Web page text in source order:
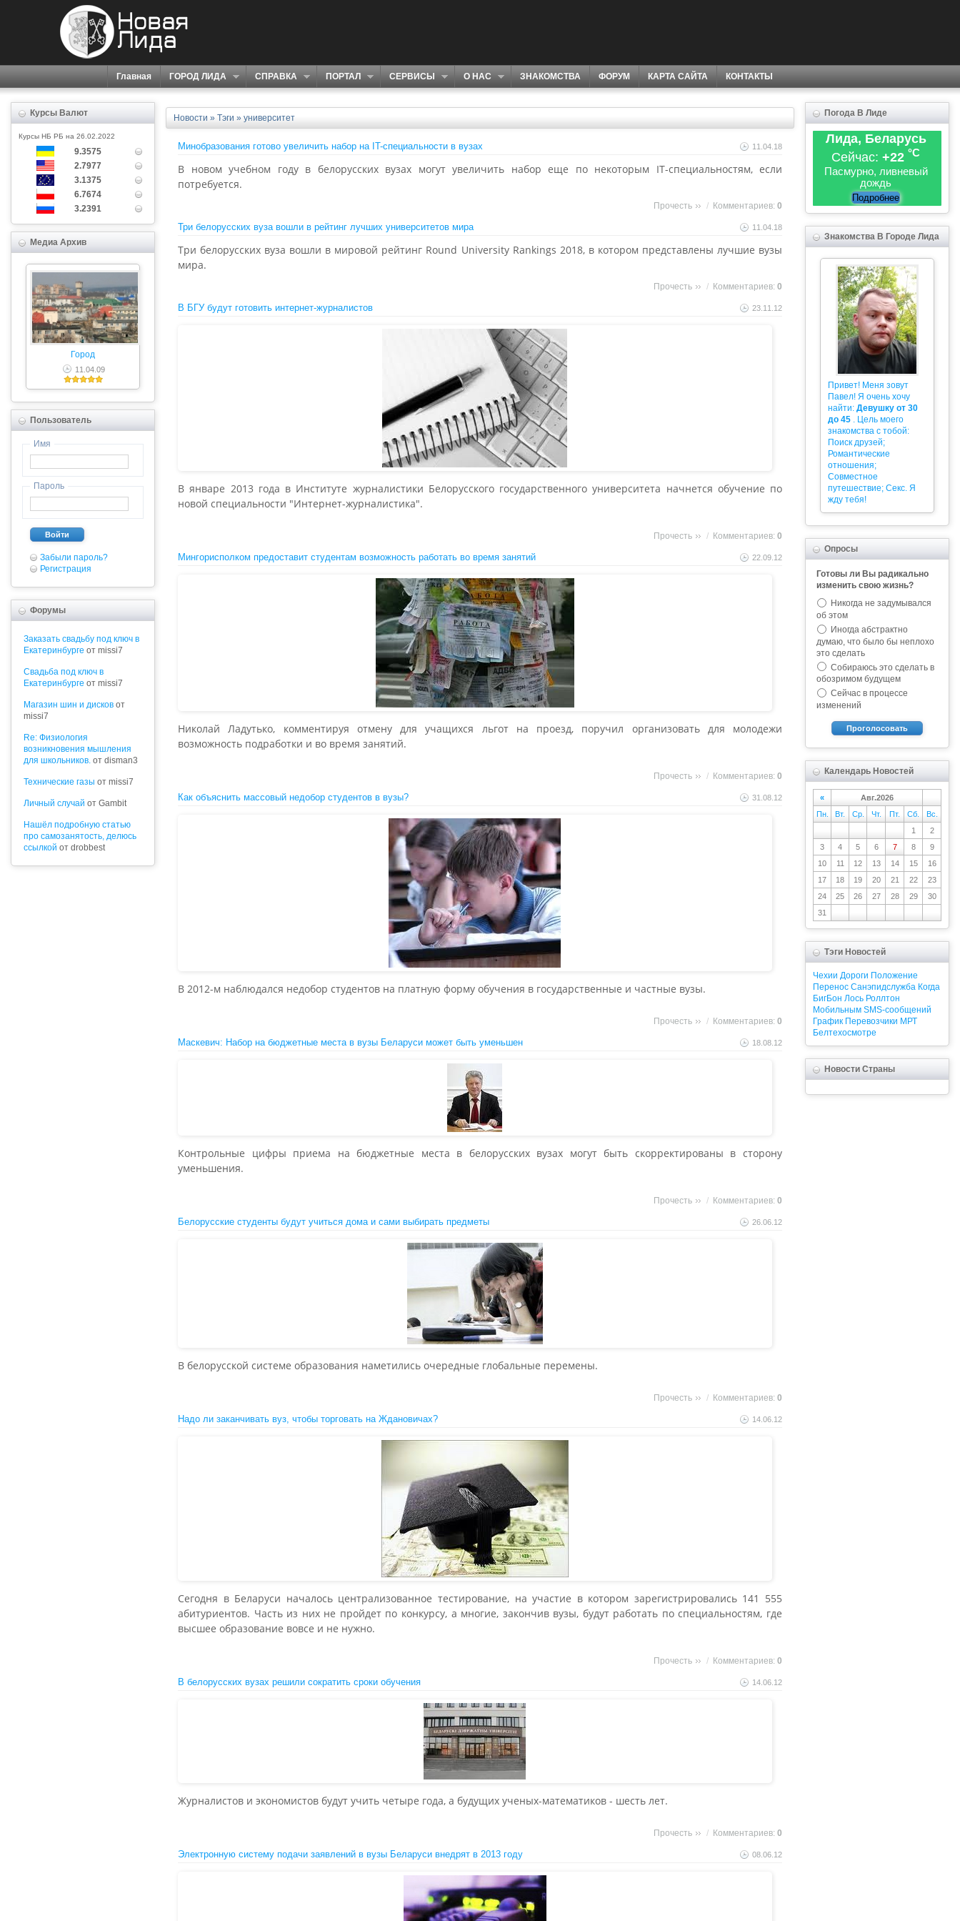
Главная ГОРОД ЛИДА СПРАВКА ПОРТАЛ СЕРВИСЫ О НАС ЗНАКОМСТВА ФОРУМ КАРТА САЙТА КОНТАКТЫ
Курсы Валют
Курсы НБ РБ на 26.02.2022
9.3575
2.7977
3.1375
6.7674
3.2391
Медиа Архив
Город
11.04.09
Пользователь
Имя
Пароль
Войти
Забыли пароль?
Регистрация
Форумы
Заказать свадьбу под ключ в
Екатеринбурге от missi7
Cвадьба под ключ в
Екатеринбурге от missi7
Магазин шин и дисков от
missi7
Re: Физиология
возникновения мышления
для школьников. от disman3
Технические газы от missi7
Личный случай от Gambit
Нашёл подробную статью
про самозанятость, делюсь
ссылкой от drobbest
Новости » Тэги » университет
11.04.18
Минобразования готово увеличить набор на IT-специальности в вузах
В новом учебном году в белорусских вузах могут увеличить набор еще по некоторым IT-специальностям, если
потребуется.
Прочесть / Комментариев: 0
11.04.18
Три белорусских вуза вошли в рейтинг лучших университетов мира
Три белорусских вуза вошли в мировой рейтинг Round University Rankings 2018, в котором представлены лучшие вузы
мира.
Прочесть / Комментариев: 0
23.11.12
В БГУ будут готовить интернет-журналистов
В январе 2013 года в Институте журналистики Белорусского государственного университета начнется обучение по
новой специальности "Интернет-журналистика".
Прочесть / Комментариев: 0
22.09.12
Мингорисполком предоставит студентам возможность работать во время занятий
Николай Ладутько, комментируя отмену для учащихся льгот на проезд, поручил организовать для молодежи
возможность подработки и во время занятий.
Прочесть / Комментариев: 0
31.08.12
Как объяснить массовый недобор студентов в вузы?
В 2012-м наблюдался недобор студентов на платную форму обучения в государственные и частные вузы.
Прочесть / Комментариев: 0
18.08.12
Маскевич: Набор на бюджетные места в вузы Беларуси может быть уменьшен
Контрольные цифры приема на бюджетные места в белорусских вузах могут быть скорректированы в сторону
уменьшения.
Прочесть / Комментариев: 0
26.06.12
Белорусские студенты будут учиться дома и сами выбирать предметы
В белорусской системе образования наметились очередные глобальные перемены.
Прочесть / Комментариев: 0
14.06.12
Надо ли заканчивать вуз, чтобы торговать на Ждановичах?
Сегодня в Беларуси началось централизованное тестирование, на участие в котором зарегистрировались 141 555
абитуриентов. Часть из них не пройдет по конкурсу, а многие, закончив вузы, будут работать по специальностям, где
высшее образование вовсе и не нужно.
Прочесть / Комментариев: 0
14.06.12
В белорусских вузах решили сократить сроки обучения
Журналистов и экономистов будут учить четыре года, а будущих ученых-математиков - шесть лет.
Прочесть / Комментариев: 0
08.06.12
Электронную систему подачи заявлений в вузы Беларуси внедрят в 2013 году
Погода В Лиде
Лида, Беларусь
Сейчас: +22 °C
Пасмурно, ливневый
дождь
Подробнее
Знакомства В Городе Лида
Привет! Меня зовут
Павел! Я очень хочу
найти: Девушку от 30
до 45 . Цель моего
знакомства с тобой:
Поиск друзей;
Романтические
отношения;
Совместное
путешествие; Секс. Я
жду тебя!
Опросы
Готовы ли Вы радикально
изменить свою жизнь?
Никогда не задумывался
об этом
Иногда абстрактно
думаю, что было бы неплохо
это сделать
Собираюсь это сделать в
обозримом будущем
Сейчас в процессе
изменений
Проголосовать
Календарь Новостей
«
Авг.2026
Пн.
Вт. Ср. Чт. Пт. Сб.
Вс.
1
2
3
4 5 6 7 8
9
10
11 12 13 14 15
16
17
18 19 20 21 22
23
24
25 26 27 28 29
30
31
Тэги Новостей
Чехии Дороги Положение
Перенос Санэпидслужба Когда
БигБон Лось Роллтон
Мобильным SMS-сообщений
График Перевозчики МРТ
Белтехосмотре
Новости Страны